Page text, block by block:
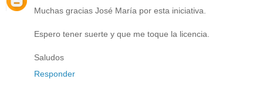
Muchas gracias José María por esta iniciativa.
Espero tener suerte y que me toque la licencia.
Saludos
Responder